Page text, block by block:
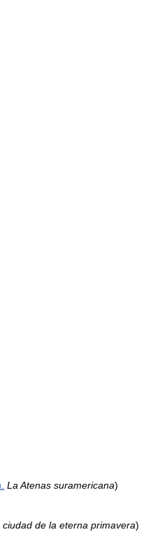
La Atenas suramericana)
ciudad de la eterna primavera)